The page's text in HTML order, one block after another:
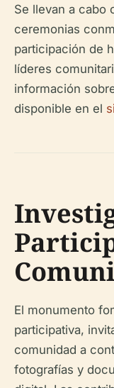
Se llevan a cabo
ceremonias
participación de
líderes
información
disponible en el
El monumento
participativa,
comunidad a
fotografías y